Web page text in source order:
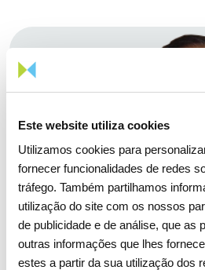
Este website utiliza cookies
Utilizamos cookies para
fornecer funcionalidades de redes
tráfego. Também partilhamos
utilização do site com os nossos
de publicidade e de análise, que as
outras informações que lhes
estes a partir da sua utilização dos